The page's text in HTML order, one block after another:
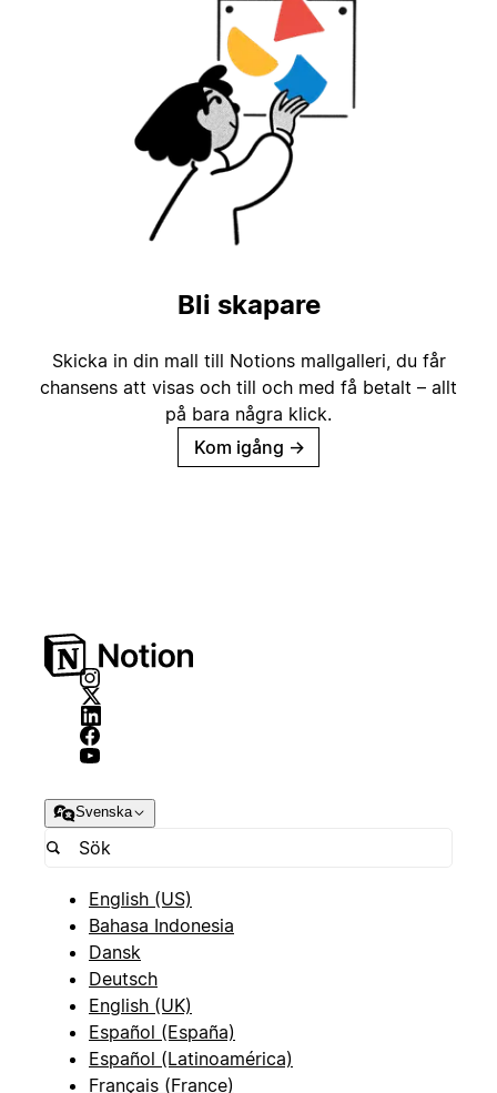
Bli skapare
Skicka in din mall till Notions mallgalleri, du får
chansens att visas och till och med få betalt – allt
på bara några klick.
Kom igång →
Svenska
English (US)
Bahasa Indonesia
Dansk
Deutsch
English (UK)
Español (España)
Español (Latinoamérica)
Français (France)